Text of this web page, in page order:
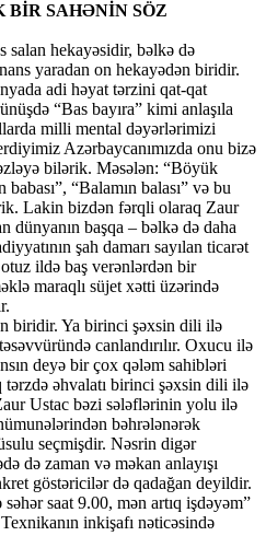
BİR SAHƏNİN SÖZ
salan hekayəsidir, bəlkə də
yaradan on hekayədən biridir.
adi həyat tərzini qat-qat
“Bas bayıra” kimi anlaşıla
milli mental dəyərlərimizi
Azərbaycanımızda onu bizə
bilərik. Məsələn: “Böyük
“Balamın balası” və bu
Lakin bizdən fərqli olaraq Zaur
dünyanın başqa – bəlkə də daha
şah damarı sayılan ticarət
ildə baş verənlərdən bir
maraqlı süjet xətti üzərində
biridir. Ya birinci şəxsin dili ilə
canlandırılır. Oxucu ilə
deyə bir çox qələm sahibləri
tərzdə əhvalatı birinci şəxsin dili ilə
Ustac bəzi sələflərinin yolu ilə
bəhrələnərək
seçmişdir. Nəsrin digər
də zaman və məkan anlayışı
göstəricilər də qadağan deyildir.
saat 9.00, mən artıq işdəyəm”
inkişafı nəticəsində